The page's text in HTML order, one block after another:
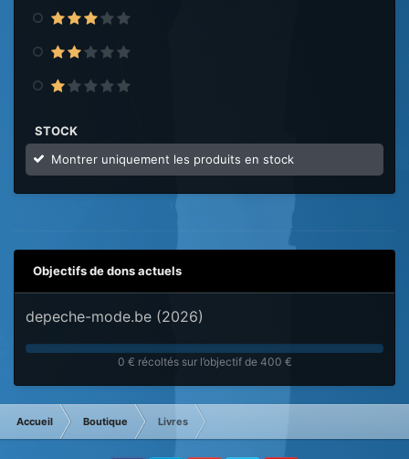
STOCK
Montrer uniquement les produits en stock
Objectifs de dons actuels
depeche-mode.be (2026)
0 € récoltés sur l’objectif de 400 €
Accueil Boutique Livres